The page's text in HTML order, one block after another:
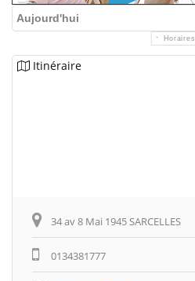
Aujourd'hui
Horaires
Itinéraire
34 av 8 Mai 1945 SARCELLES
0134381777